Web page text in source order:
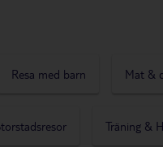
Resa med barn Mat &
Träning &